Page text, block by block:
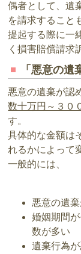
偶者として、遺
を請求すること
提起する際に一
く損害賠償請求
「悪意の
悪意の遺棄が認
数十万円～３０
す。
具体的な金額は
れるかによって
一般的には、
悪意の遺
婚姻期間
数が多い
遺棄行為